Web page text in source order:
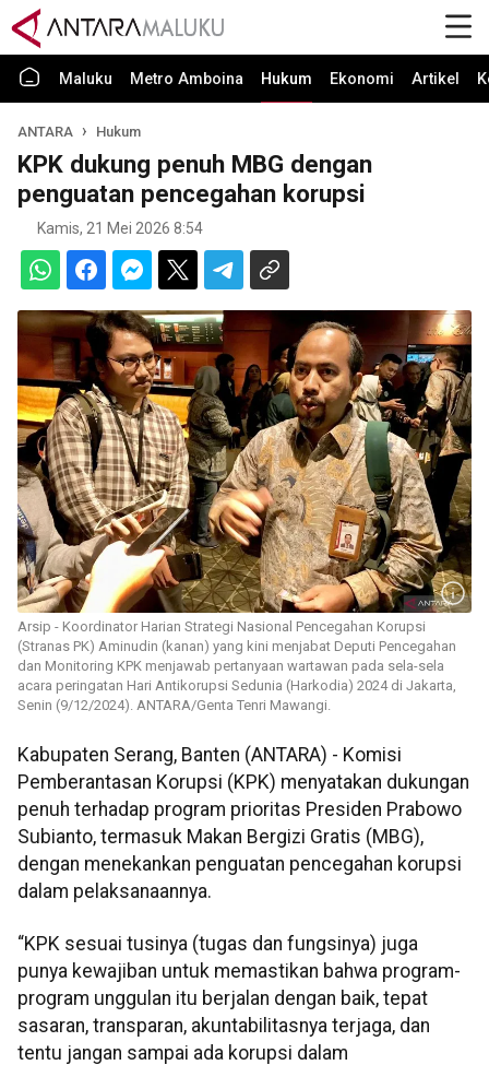
Maluku Metro Amboina Hukum Ekonomi Artikel
ANTARA Hukum
KPK dukung penuh MBG dengan
penguatan pencegahan korupsi
Kamis, 21 Mei 2026 8:54
Arsip - Koordinator Harian Strategi Nasional Pencegahan Korupsi
(Stranas PK) Aminudin (kanan) yang kini menjabat Deputi Pencegahan
dan Monitoring KPK menjawab pertanyaan wartawan pada sela-sela
acara peringatan Hari Antikorupsi Sedunia (Harkodia) 2024 di Jakarta,
Senin (9/12/2024). ANTARA/Genta Tenri Mawangi.
Kabupaten Serang, Banten (ANTARA) - Komisi
Pemberantasan Korupsi (KPK) menyatakan dukungan
penuh terhadap program prioritas Presiden Prabowo
Subianto, termasuk Makan Bergizi Gratis (MBG),
dengan menekankan penguatan pencegahan korupsi
dalam pelaksanaannya.
“KPK sesuai tusinya (tugas dan fungsinya) juga
punya kewajiban untuk memastikan bahwa program-
program unggulan itu berjalan dengan baik, tepat
sasaran, transparan, akuntabilitasnya terjaga, dan
tentu jangan sampai ada korupsi dalam